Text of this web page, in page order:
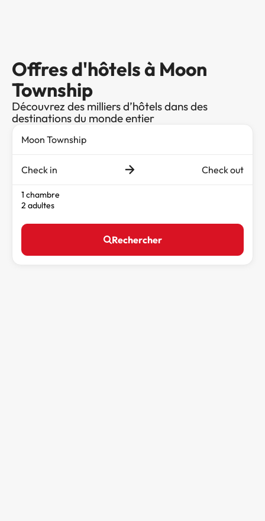
Offres d'hôtels à Moon
Township
Découvrez des milliers d’hôtels dans des
destinations du monde entier
Check in Check out
1 chambre
2 adultes
Rechercher